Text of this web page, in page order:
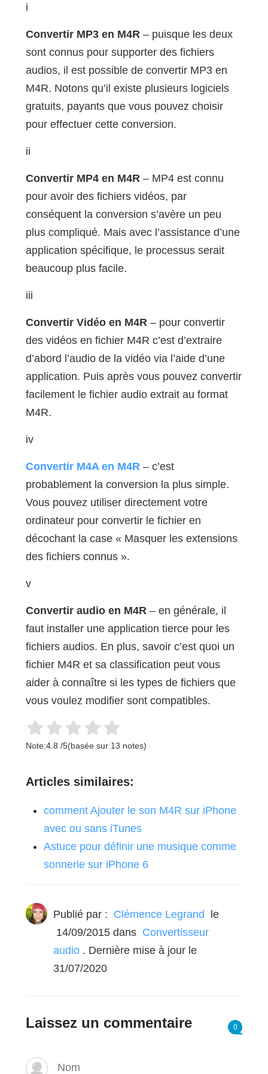
i
Convertir MP3 en M4R– puisque les deux
sont connus pour supporter des fichiers
audios, il est possible de convertir MP3 en
M4R. Notons qu’il existe plusieurs logiciels
gratuits, payants que vous pouvez choisir
pour effectuer cette conversion.
ii
Convertir MP4 en M4R– MP4 est connu
pour avoir des fichiers vidéos, par
conséquent la conversion s’avère un peu
plus compliqué. Mais avec l’assistance d’une
application spécifique, le processus serait
beaucoup plus facile.
iii
Convertir Vidéo en M4R– pour convertir
des vidéos en fichier M4R c’est d’extraire
d’abord l’audio de la vidéo via l’aide d’une
application. Puis après vous pouvez convertir
facilement le fichier audio extrait au format
M4R.
iv
Convertir M4A en M4R– c’est
probablement la conversion la plus simple.
Vous pouvez utiliser directement votre
ordinateur pour convertir le fichier en
décochant la case « Masquer les extensions
des fichiers connus ».
v
Convertir audio en M4R– en générale, il
faut installer une application tierce pour les
fichiers audios. En plus, savoir c’est quoi un
fichier M4R et sa classification peut vous
aider à connaître si les types de fichiers que
vous voulez modifier sont compatibles.
Note:4.8 /5(basée sur 13 notes)
Articles similaires:
comment Ajouter le son M4R sur iPhone
avec ou sans iTunes
Astuce pour définir une musique comme
sonnerie sur iPhone 6
Publié par : Clémence Legrand
le
14/09/2015dans Convertisseur
audio . Dernière mise à jour le
31/07/2020
Laissez un commentaire 0